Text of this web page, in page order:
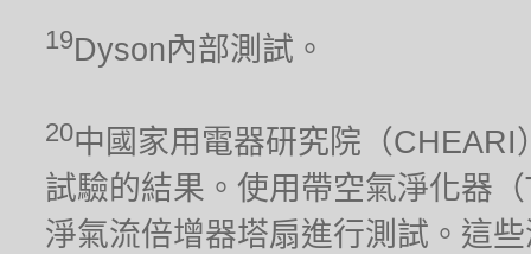
19Dyson內部測試。
20中國家用電器研究院（
試驗的結果。使用帶空氣淨化器
淨氣流倍增器塔扇進行測試。這